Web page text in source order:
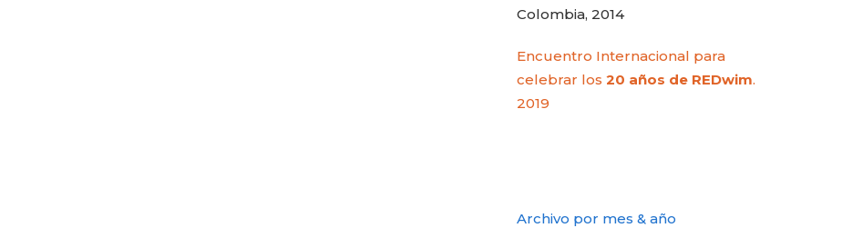
Colombia, 2014
Encuentro Internacional para
celebrar los 20 años de REDwim.
2019
Archivo por mes & año